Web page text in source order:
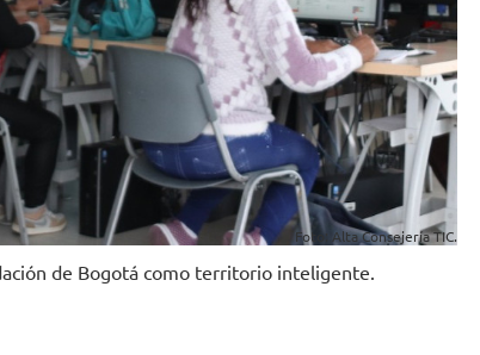
Foto: Alta Consejería TIC.
de Bogotá como territorio inteligente.